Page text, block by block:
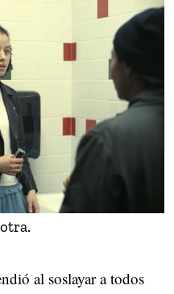
al soslayar a todos